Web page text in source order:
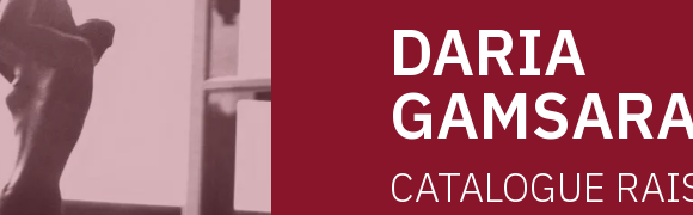
CROIX ET PENDENTIFS BAROQUES (DESSINS SUR CALQUES)
DOCUMENTS PERSONNELS
CONTACT
DARIA
CATALOGUE